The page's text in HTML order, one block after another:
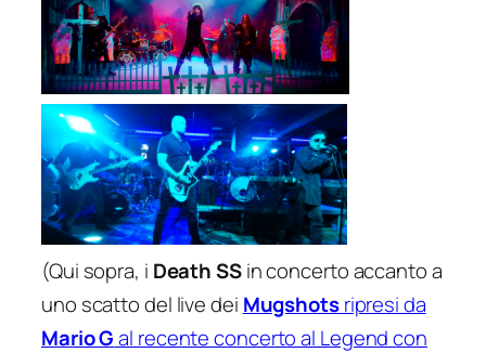
(Qui sopra, i Death SSin concerto accanto a
uno scatto del live dei Mugshotsripresi da
Mario Gal recente concerto al Legend con